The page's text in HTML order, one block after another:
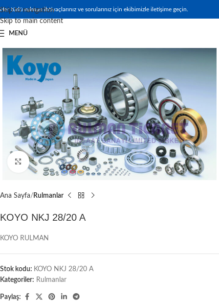
Skip to navigation
Skip to main content
Her türlü rulman ihtiyaçlarınız ve sorularınız için ekibimizle iletişime geçin.
MENÜ
Büyütmek için tıklayın
Ana Sayfa Rulmanlar
KOYO NKJ 28/20 A
KOYO RULMAN
Stok kodu: KOYO NKJ 28/20 A
Kategoriler: Rulmanlar
Paylaş: